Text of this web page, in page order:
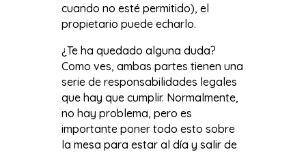
cuando no esté permitido), el
propietario puede echarlo.
¿Te ha quedado alguna duda?
Como ves, ambas partes tienen una
serie de responsabilidades legales
que hay que cumplir. Normalmente,
no hay problema, pero es
importante poner todo esto sobre
la mesa para estar al día y salir de